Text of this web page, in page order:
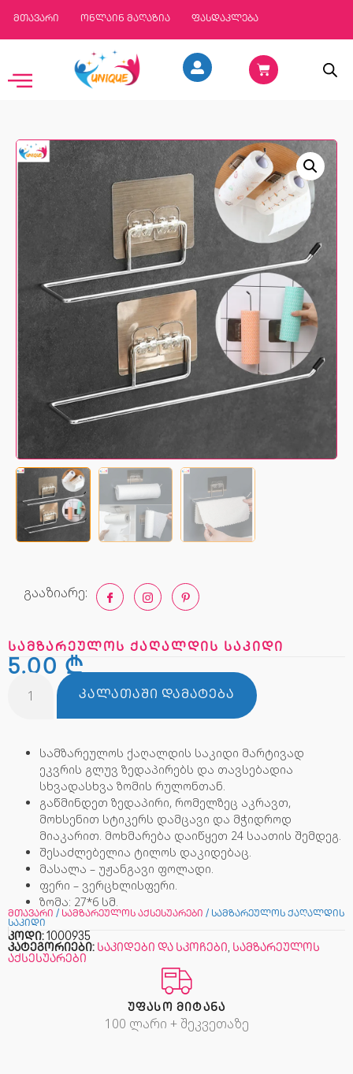
მთავარი ონლაინ მაღაზია ფასდაკლება
გააზიარე:
სამზარეულოს ქაღალდის საკიდი
5,00 ₾
ᲙᲐᲚᲐᲗᲐᲨᲘ ᲓᲐᲛᲐᲢᲔᲑᲐ
სამზარეულოს ქაღალდის საკიდი მარტივად
ეკვრის გლუვ ზედაპირებს და თავსებადია
სხვადასხვა ზომის რულონთან.
გაწმინდეთ ზედაპირი, რომელზეც აკრავთ,
მოხსენით სტიკერს დამცავი და მჭიდროდ
მიაკარით. მოხმარება დაიწყეთ 24 საათის შემდეგ.
შესაძლებელია ტილოს დაკიდებაც.
მასალა – უჟანგავი ფოლადი.
ფერი – ვერცხლისფერი.
ზომა: 27*6 სმ.
მთავარი / სამზარეულოს აქსესუარები / სამზარეულოს ქაღალდის
საკიდი
კოდი: 1000935
კატეგორიები: საკიდები და სკოჩები, სამზარეულოს
აქსესუარები
ᲣᲤᲐᲡᲝ ᲛᲘᲢᲐᲜᲐ
100 ლარი + შეკვეთაზე